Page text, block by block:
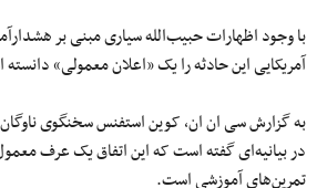
با وجود اظهارات حبیب‌الله سیاری مبنی بر
آمریکایی این حادثه را یک «اعلان معمولی»
به گزارش سی ان ان، کوین استفنس سخنگوی ناوگان
در بیانیه‌ای گفته است که این اتفاق یک عرف
تمرین‌های آموزشی است.